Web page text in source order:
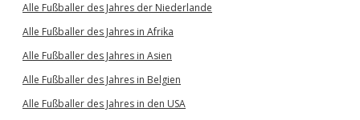
Alle Fußballer des Jahres der Niederlande
Alle Fußballer des Jahres in Afrika
Alle Fußballer des Jahres in Asien
Alle Fußballer des Jahres in Belgien
Alle Fußballer des Jahres in den USA